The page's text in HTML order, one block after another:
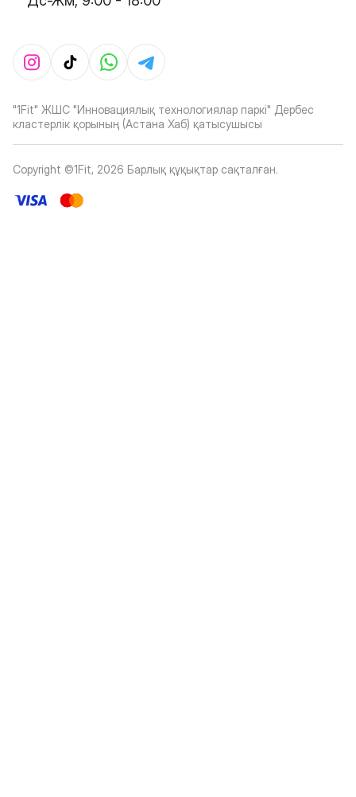
"1Fit" ЖШС "Инновациялық технологиялар паркі" Дербес
кластерлік қорының (Астана Хаб) қатысушысы
Copyright ©1Fit, 2026 Барлық құқықтар сақталған.